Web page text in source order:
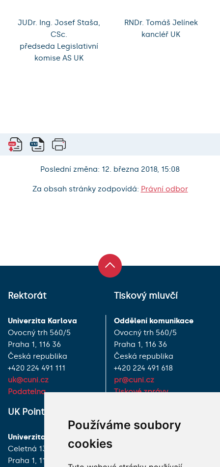
Používáme soubory
cookies
JUDr. Ing. Josef Staša,
CSc.
předseda Legislativní
komise AS UK
RNDr. Tomáš Jelínek
kancléř UK
Poslední změna: 12. března 2018, 15:08
Za obsah stránky zodpovídá: Právní odbor
Rektorát
Univerzita Karlova
Ovocný trh 560/5
Praha 1, 116 36
Česká republika
+420 224 491 111
uk@cuni.cz
Podatelna
Tiskový mluvčí
Oddělení komunikace
Ovocný trh 560/5
Praha 1, 116 36
Česká republika
+420 224 491 618
pr@cuni.cz
Tiskové zprávy
UK Point
Univerzita Karlova
Celetná 13
Praha 1, 116 36
JAK K NÁM?